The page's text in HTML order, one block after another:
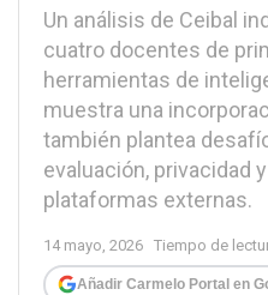
Un análisis de Ceibal
cuatro docentes de
herramientas de
muestra una
también plantea
evaluación, privacidad
plataformas externas.
14 mayo, 2026 Tiempo de
Añadir Carmelo Portal en